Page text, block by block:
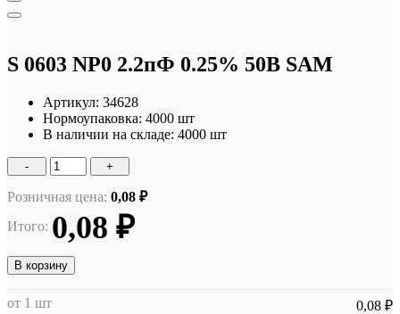
S 0603 NP0 2.2пФ 0.25% 50В SAM
Артикул: 34628
Нормоупаковка: 4000 шт
В наличии на складе: 4000 шт
- +
Розничная цена: 0,08 ₽
Итого: 0,08 ₽
В корзину
от 1 шт 0,08 ₽